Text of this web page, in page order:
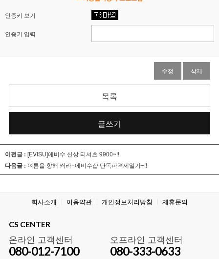
인증키 보기
인증키 입력
수정 삭제
목록
글쓰기
이전글 : [EVISU]에비수 신상 티셔츠 9900~!!
다음글 : 여름을 향해 쏴라~에비수샵 단독파격세일가~!!
회사소개 이용약관 개인정보처리방침 제휴문의
CS CENTER
온라인 고객센터
080-012-7100
오프라인 고객센터
080-333-0633